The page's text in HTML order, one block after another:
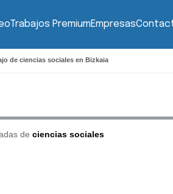
Trabajos PremiumEmpresas
de ciencias sociales en Bizkaia
de ciencias sociales